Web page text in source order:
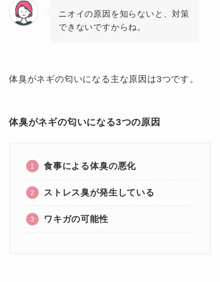
ニオイの原因を知らないと、対策
できないですからね。
体臭がネギの匂いになる主な原因は3つです。
体臭がネギの匂いになる3つの原因
食事による体臭の悪化
ストレス臭が発生している
ワキガの可能性